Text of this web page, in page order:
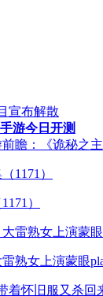
宣布解散
游今日开测
瞻：《诡秘之
）
熟女上演蒙眼